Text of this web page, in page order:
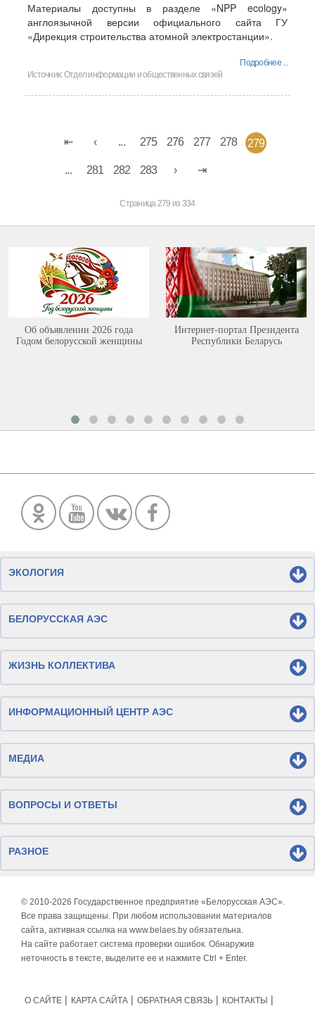
Материалы доступны в разделе «NPP ecology»
англоязычной версии официального сайта ГУ
«Дирекция строительства атомной электростанции».
Подробнее ...
Источник:Отдел информации и общественных связей
... 275 276 277 278 279
... 281 282 283
Страница 279 из 334
Об объявлении 2026 года
Годом белорусской женщины
Интернет-портал Президента
Республики Беларусь
ЭКОЛОГИЯ
БЕЛОРУССКАЯ АЭС
ЖИЗНЬ КОЛЛЕКТИВА
ИНФОРМАЦИОННЫЙ ЦЕНТР АЭС
МЕДИА
ВОПРОСЫ И ОТВЕТЫ
РАЗНОЕ
© 2010-2026 Государственное предприятие «Белорусская АЭС».
Все права защищены. При любом использовании материалов
сайта, активная ссылка на www.belaes.by обязательна.
На сайте работает система проверки ошибок. Обнаружив
неточность в тексте, выделите ее и нажмите Ctrl + Enter.
О САЙТЕ КАРТА САЙТА ОБРАТНАЯ СВЯЗЬ
КОНТАКТЫ